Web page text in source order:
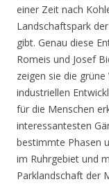
einer Zeit nach
Landschaftspark
gibt. Genau diese
Romeis und Josef
zeigen sie die
industriellen
für die Menschen
interessantesten
bestimmte Phasen
im Ruhrgebiet und
Parklandschaft der